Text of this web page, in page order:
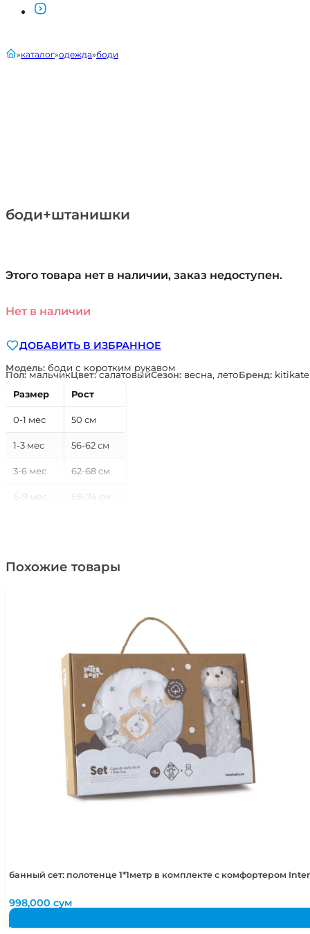
боди+штанишки
главнаякаталог одежда боди
Этого товара нет в наличии, заказ недоступен.
Нет в наличии
ДОБАВИТЬ В ИЗБРАННОЕ
Модель: боди с коротким рукавом
Пол:мальчикЦвет:салатовыйСезон: весна, летоБренд: kitikate
Размер
Рост
0-1 мес 50 см
1-3 мес 56-62 см
3-6 мес 62-68 см
6-9 мес 68-74 см
18-24 мес 86-92 см
110-116 см
Похожие товары
банный сет: полотенце 1*1метр в комплекте с комфортером
998,000сум